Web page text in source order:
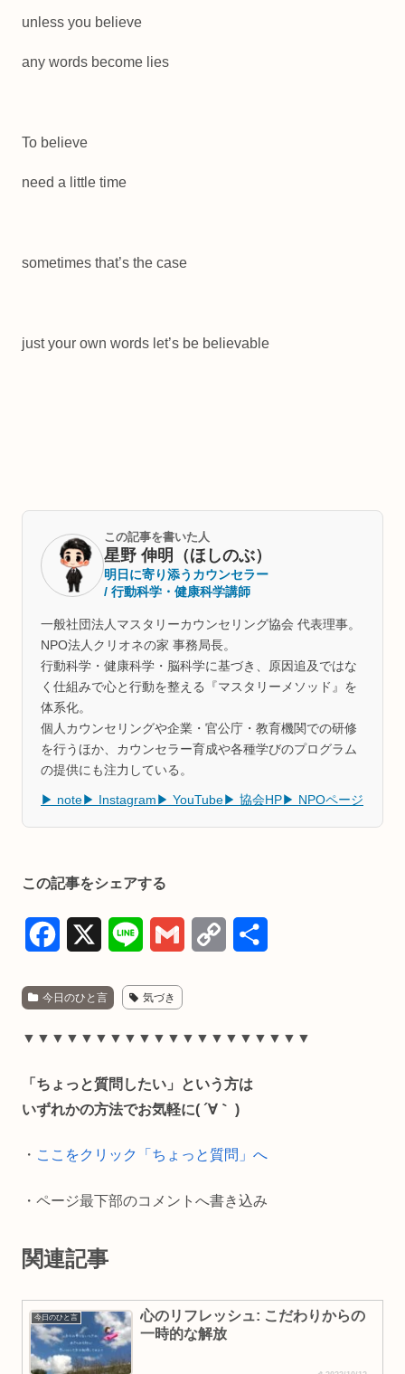
unless you believe
any words become lies
To believe
need a little time
sometimes that’s the case
just your own words let’s be believable
この記事を書いた人
星野 伸明（ほしのぶ）
明日に寄り添うカウンセラー
/ 行動科学・健康科学講師
一般社団法人マスタリーカウンセリング協会 代表理事。
NPO法人クリオネの家 事務局長。
行動科学・健康科学・脳科学に基づき、原因追及ではな
く仕組みで心と行動を整える『マスタリーメソッド』を
体系化。
個人カウンセリングや企業・官公庁・教育機関での研修
を行うほか、カウンセラー育成や各種学びのプログラム
の提供にも注力している。
▶ note ▶ Instagram ▶ YouTube ▶ 協会HP ▶ NPOページ
この記事をシェアする
c
e
o
n
e i y
i
今日のひと言 気づき
▼▼▼▼▼▼▼▼▼▼▼▼▼▼▼▼▼▼▼▼
「ちょっと質問したい」という方は
いずれかの方法でお気軽に( ´∀｀ )
・ ここをクリック「ちょっと質問」へ
・ページ最下部のコメントへ書き込み
関連記事
今日のひと言
心のリフレッシュ: こだわりからの
一時的な解放